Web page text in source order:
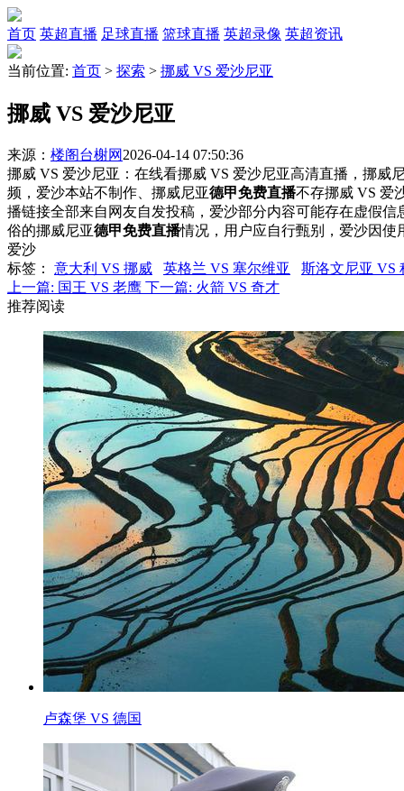
首页 英超直播 足球直播 篮球直播 英超录像 英超资讯
当前位置: 首页 > 探索 > 挪威 VS 爱沙尼亚
挪威 VS 爱沙尼亚
来源： 楼阁台榭网 2026-04-14 07:50:36
挪威 VS 爱沙尼亚：在线看挪威 VS 爱沙尼亚高清直播，挪威
频，爱沙本站不制作、挪威尼亚德甲免费直播不存挪威 VS 爱
播链接全部来自网友自发投稿，爱沙部分内容可能存在虚假
俗的挪威尼亚德甲免费直播情况，用户应自行甄别，爱沙因
爱沙
标签 ： 意大利 VS 挪威 英格兰 VS 塞尔维亚
斯洛文尼亚 VS
上一篇: 国王 VS 老鹰 下一篇: 火箭 VS 奇才
推荐阅读
卢森堡 VS 德国